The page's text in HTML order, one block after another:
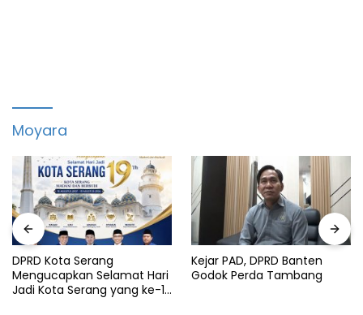
Moyara
DPRD Kota Serang
Mengucapkan Selamat Hari
Jadi Kota Serang yang ke-19
Kejar PAD, DPRD Banten
Godok Perda Tambang